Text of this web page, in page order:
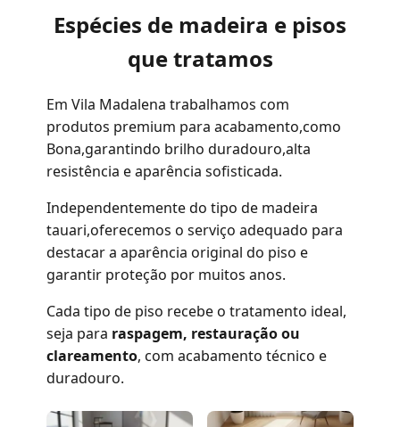
Espécies de madeira e pisos
que tratamos
Em Vila Madalena trabalhamos com
produtos premium para acabamento,como
Bona,garantindo brilho duradouro,alta
resistência e aparência sofisticada.
Independentemente do tipo de madeira
tauari,oferecemos o serviço adequado para
destacar a aparência original do piso e
garantir proteção por muitos anos.
Cada tipo de piso recebe o tratamento ideal,
seja para raspagem, restauração ou
clareamento, com acabamento técnico e
duradouro.